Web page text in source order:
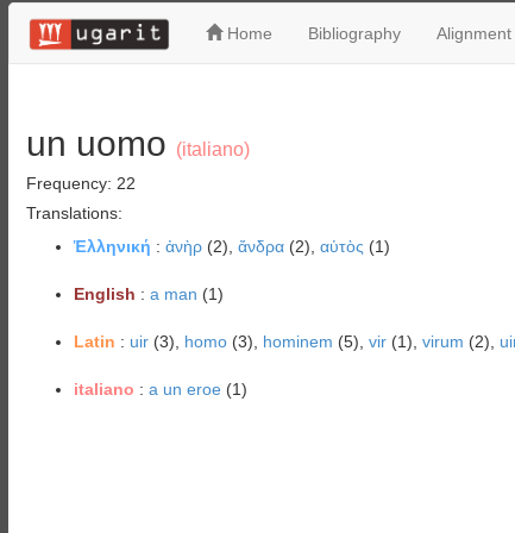
Home Bibliography
un uomo (italiano)
Frequency: 22
Translations:
Ἑλληνική : ἀνὴρ(2), ἄνδρα(2), αὐτὸς (1)
English : a man (1)
Latin : uir(3), homo(3), hominem (5), vir(1), virum (2),
italiano : a un eroe (1)